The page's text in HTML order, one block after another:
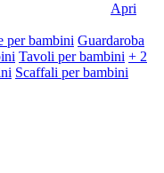
Apri
per bambini Guardaroba
Tavoli per bambini + 2
Scaffali per bambini